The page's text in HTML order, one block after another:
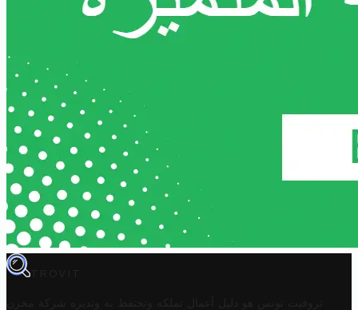
TROVIT
تروفيت تونس هو دليل أعمال تملكه وتحتفظ به وتديره
شركة مخزن